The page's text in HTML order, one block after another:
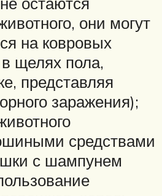
они могут
на ковровых
щелях пола,
представляя
заражения);
средствами
с шампунем